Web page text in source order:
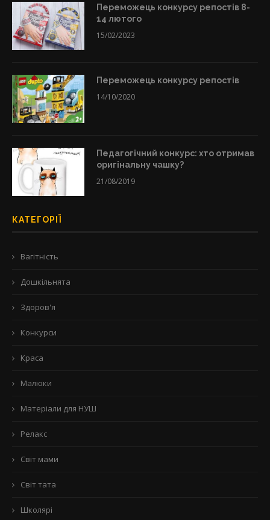
Переможець конкурсу репостів 8-
14 лютого
15/02/2023
Переможець конкурсу репостів
14/10/2020
Педагогічний конкурс: хто отримав
оригінальну чашку?
21/08/2019
КАТЕГОРІЇ
Вагітність
Дошкільнята
Здоров'я
Конкурси
Краса
Малюки
Матеріали для НУШ
Релакс
Світ мами
Світ тата
Школярі